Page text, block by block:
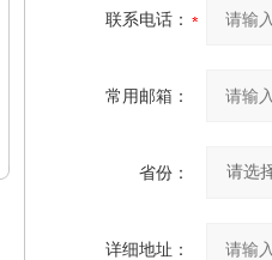
联系电话：
常用邮箱：
省份：
详细地址：